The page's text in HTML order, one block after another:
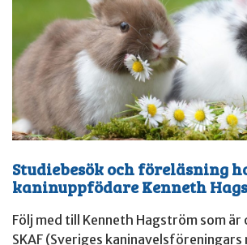
Studiebesök och föreläsning
kaninuppfödare Kenneth
Följ med till Kenneth Hagström som
SKAF (Sveriges